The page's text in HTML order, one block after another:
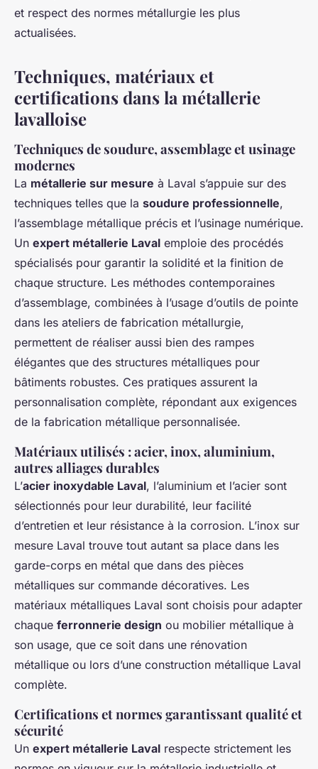
et respect des normes métallurgie les plus
actualisées.
Techniques, matériaux et
certifications dans la métallerie
lavalloise
Techniques de soudure, assemblage et usinage
modernes
La métallerie sur mesure à Laval s’appuie sur des
techniques telles que la soudure professionnelle,
l’assemblage métallique précis et l’usinage numérique.
Un expert métallerie Laval emploie des procédés
spécialisés pour garantir la solidité et la finition de
chaque structure. Les méthodes contemporaines
d’assemblage, combinées à l’usage d’outils de pointe
dans les ateliers de fabrication métallurgie,
permettent de réaliser aussi bien des rampes
élégantes que des structures métalliques pour
bâtiments robustes. Ces pratiques assurent la
personnalisation complète, répondant aux exigences
de la fabrication métallique personnalisée.
Matériaux utilisés : acier, inox, aluminium,
autres alliages durables
L’acier inoxydable Laval, l’aluminium et l’acier sont
sélectionnés pour leur durabilité, leur facilité
d’entretien et leur résistance à la corrosion. L’inox sur
mesure Laval trouve tout autant sa place dans les
garde-corps en métal que dans des pièces
métalliques sur commande décoratives. Les
matériaux métalliques Laval sont choisis pour adapter
chaque ferronnerie design ou mobilier métallique à
son usage, que ce soit dans une rénovation
métallique ou lors d’une construction métallique Laval
complète.
Certifications et normes garantissant qualité et
sécurité
Un expert métallerie Laval respecte strictement les